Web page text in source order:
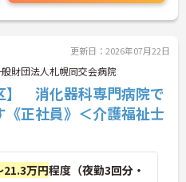
トをお伝えします
更新日：2026年07月22日
般財団法人札幌同交会病院
】 消化器科専門病院で
正社員》＜介護福祉士
21.3万円程度（夜勤3回分・